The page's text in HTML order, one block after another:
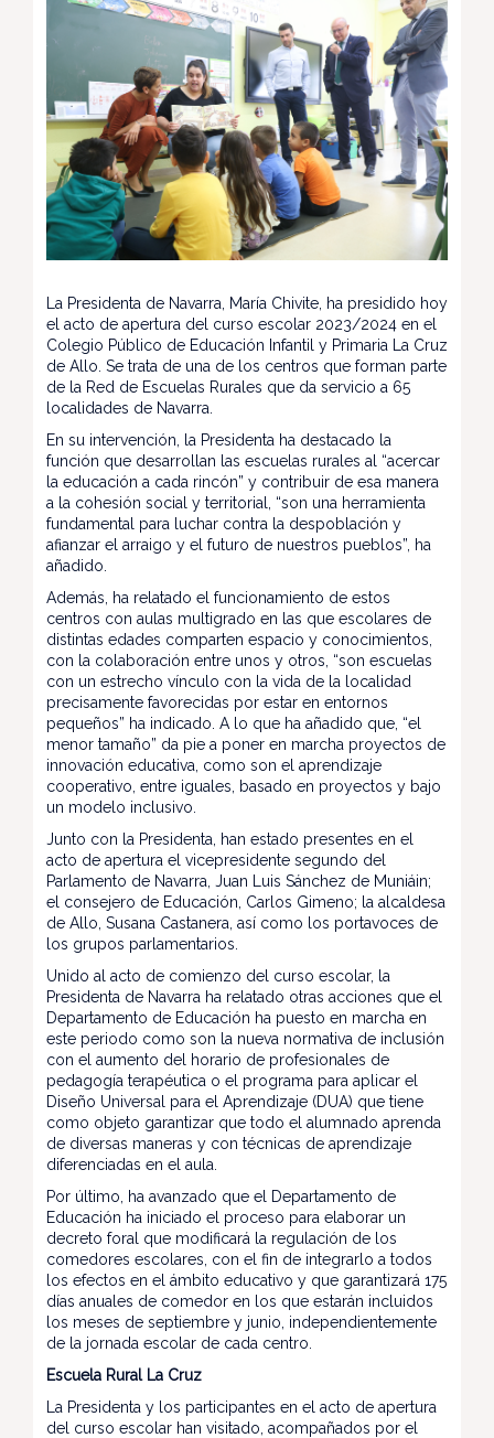
La Presidenta de Navarra, María Chivite, ha presidido hoy
el acto de apertura del curso escolar 2023/2024 en el
Colegio Público de Educación Infantil y Primaria La Cruz
de Allo. Se trata de una de los centros que forman parte
de la Red de Escuelas Rurales que da servicio a 65
localidades de Navarra.
En su intervención, la Presidenta ha destacado la
función que desarrollan las escuelas rurales al “acercar
la educación a cada rincón” y contribuir de esa manera
a la cohesión social y territorial, “son una herramienta
fundamental para luchar contra la despoblación y
afianzar el arraigo y el futuro de nuestros pueblos”, ha
añadido.
Además, ha relatado el funcionamiento de estos
centros con aulas multigrado en las que escolares de
distintas edades comparten espacio y conocimientos,
con la colaboración entre unos y otros, “son escuelas
con un estrecho vínculo con la vida de la localidad
precisamente favorecidas por estar en entornos
pequeños” ha indicado. A lo que ha añadido que, “el
menor tamaño” da pie a poner en marcha proyectos de
innovación educativa, como son el aprendizaje
cooperativo, entre iguales, basado en proyectos y bajo
un modelo inclusivo.
Junto con la Presidenta, han estado presentes en el
acto de apertura el vicepresidente segundo del
Parlamento de Navarra, Juan Luis Sánchez de Muniáin;
el consejero de Educación, Carlos Gimeno; la alcaldesa
de Allo, Susana Castanera, así como los portavoces de
los grupos parlamentarios.
Unido al acto de comienzo del curso escolar, la
Presidenta de Navarra ha relatado otras acciones que el
Departamento de Educación ha puesto en marcha en
este periodo como son la nueva normativa de inclusión
con el aumento del horario de profesionales de
pedagogía terapéutica o el programa para aplicar el
Diseño Universal para el Aprendizaje (DUA) que tiene
como objeto garantizar que todo el alumnado aprenda
de diversas maneras y con técnicas de aprendizaje
diferenciadas en el aula.
Por último, ha avanzado que el Departamento de
Educación ha iniciado el proceso para elaborar un
decreto foral que modificará la regulación de los
comedores escolares, con el fin de integrarlo a todos
los efectos en el ámbito educativo y que garantizará 175
días anuales de comedor en los que estarán incluidos
los meses de septiembre y junio, independientemente
de la jornada escolar de cada centro.
Escuela Rural La Cruz
La Presidenta y los participantes en el acto de apertura
del curso escolar han visitado, acompañados por el